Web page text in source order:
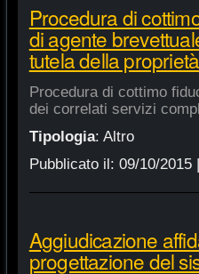
Procedura di
di agente
tutela della
Procedura di cottimo
dei correlati servizi
Tipologia: Altro
Pubblicato il: 09/10/2015|
Aggiudicazione
progettazione del